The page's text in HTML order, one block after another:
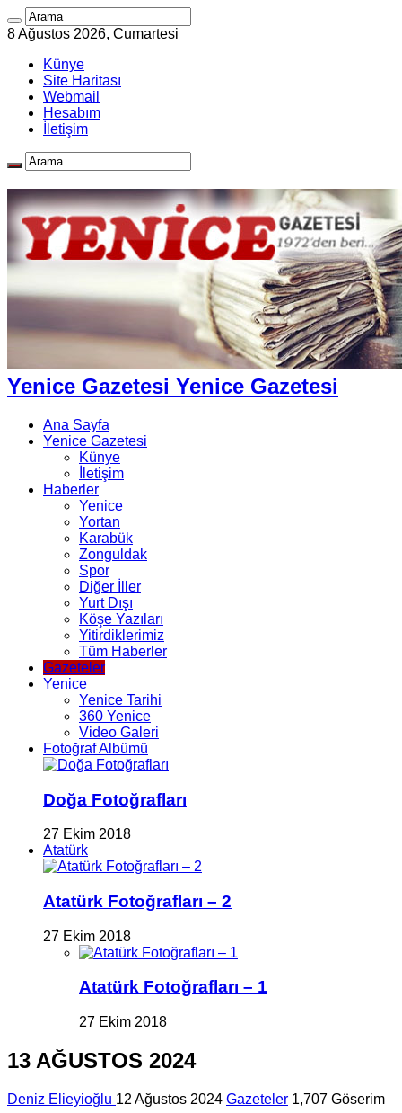
8 Ağustos 2026, Cumartesi
Künye
Site Haritası
Webmail
Hesabım
İletişim
Yenice Gazetesi Yenice Gazetesi
Ana Sayfa
Yenice Gazetesi
Künye
İletişim
Haberler
Yenice
Yortan
Karabük
Zonguldak
Spor
Diğer İller
Yurt Dışı
Köşe Yazıları
Yitirdiklerimiz
Tüm Haberler
Gazeteler
Yenice
Yenice Tarihi
360 Yenice
Video Galeri
Fotoğraf Albümü
Doğa Fotoğrafları
27 Ekim 2018
Atatürk
Atatürk Fotoğrafları – 2
27 Ekim 2018
Atatürk Fotoğrafları – 1
27 Ekim 2018
13 AĞUSTOS 2024
Deniz Elieyioğlu 12 Ağustos 2024 Gazeteler 1,707 Göserim